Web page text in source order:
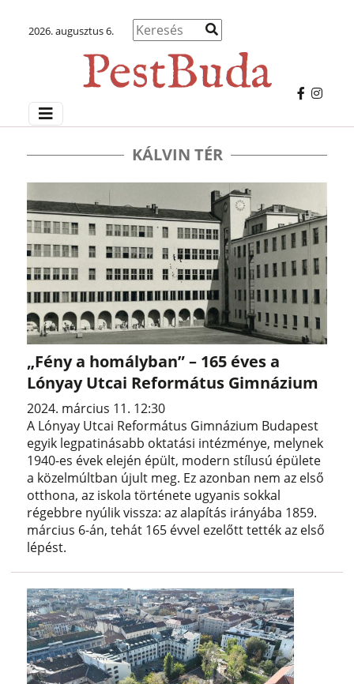
2026. augusztus 6.
KÁLVIN TÉR
„Fény a homályban” – 165 éves a
Lónyay Utcai Református Gimnázium
2024. március 11. 12:30
A Lónyay Utcai Református Gimnázium Budapest
egyik legpatinásabb oktatási intézménye, melynek
1940-es évek elején épült, modern stílusú épülete
a közelmúltban újult meg. Ez azonban nem az első
otthona, az iskola története ugyanis sokkal
régebbre nyúlik vissza: az alapítás irányába 1859.
március 6-án, tehát 165 évvel ezelőtt tették az első
lépést.